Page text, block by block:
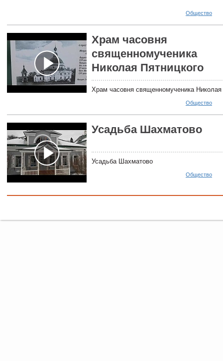
Общество
Храм часовня
священномученика
Николая Пятницкого
Храм часовня священномученика Николая
Общество
Усадьба Шахматово
Усадьба Шахматово
Общество